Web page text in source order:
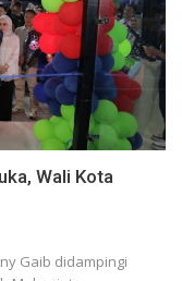
Wali Kota
Gaib didampingi